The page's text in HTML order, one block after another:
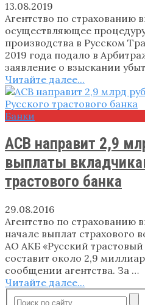
13.08.2019
Агентство по страхованию
осуществляющее
производства в Русском
2019 года подало в
заявление о взыскании
Читайте далее...
Банки
АСВ направит 2,9
выплаты
трастового банка
29.08.2016
Агентство по страхованию
начале выплат страхового
АО АКБ «Русский
составит около 2,9
сообщении агентства. За …
Читайте далее...